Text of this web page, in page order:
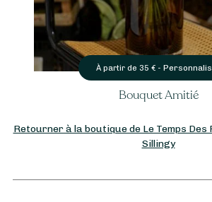
À partir de 35 € -
Bouquet Amitié
Retourner à la boutique de Le Temps Des
Sillingy